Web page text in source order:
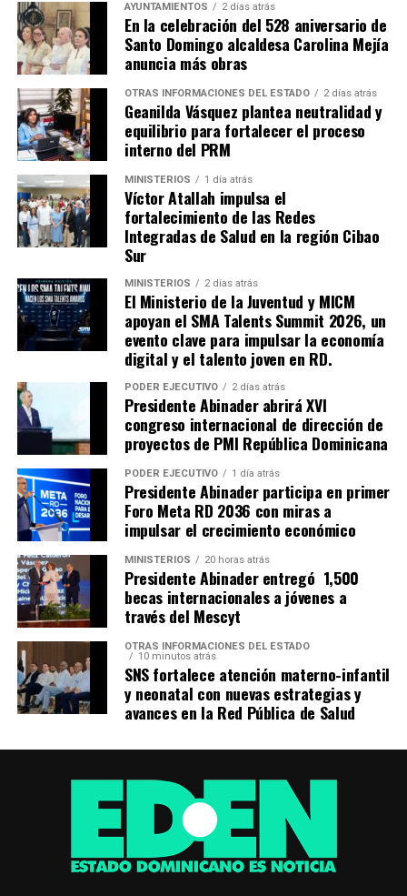
AYUNTAMIENTOS 2 días atrás
En la celebración del 528 aniversario de
Santo Domingo alcaldesa Carolina Mejía
anuncia más obras
OTRAS INFORMACIONES DEL ESTADO 2 días atrás
Geanilda Vásquez plantea neutralidad y
equilibrio para fortalecer el proceso
interno del PRM
MINISTERIOS 1 día atrás
Víctor Atallah impulsa el
fortalecimiento de las Redes
Integradas de Salud en la región Cibao
Sur
MINISTERIOS 2 días atrás
El Ministerio de la Juventud y MICM
apoyan el SMA Talents Summit 2026, un
evento clave para impulsar la economía
digital y el talento joven en RD.
PODER EJECUTIVO 2 días atrás
Presidente Abinader abrirá XVI
congreso internacional de dirección de
proyectos de PMI República Dominicana
PODER EJECUTIVO 1 día atrás
Presidente Abinader participa en primer
Foro Meta RD 2036 con miras a
impulsar el crecimiento económico
MINISTERIOS 20 horas atrás
Presidente Abinader entregó 1,500
becas internacionales a jóvenes a
través del Mescyt
OTRAS INFORMACIONES DEL ESTADO
10 minutos atrás
SNS fortalece atención materno-infantil
y neonatal con nuevas estrategias y
avances en la Red Pública de Salud